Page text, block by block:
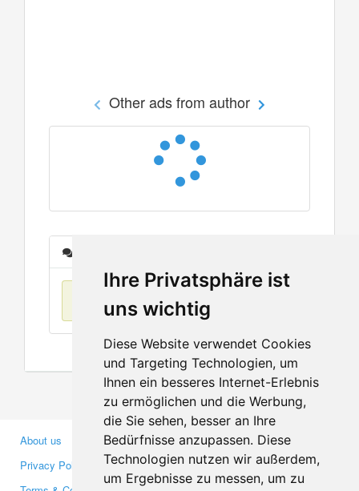
Ihre Privatsphäre ist
uns wichtig
Diese Website verwendet Cookies
und Targeting Technologien, um
Ihnen ein besseres Internet-Erlebnis
zu ermöglichen und die Werbung,
die Sie sehen, besser an Ihre
Bedürfnisse anzupassen. Diese
Technologien nutzen wir außerdem,
um Ergebnisse zu messen, um zu
Other ads from author
No items found
About us
Privacy Policy
Business Partners
Investors